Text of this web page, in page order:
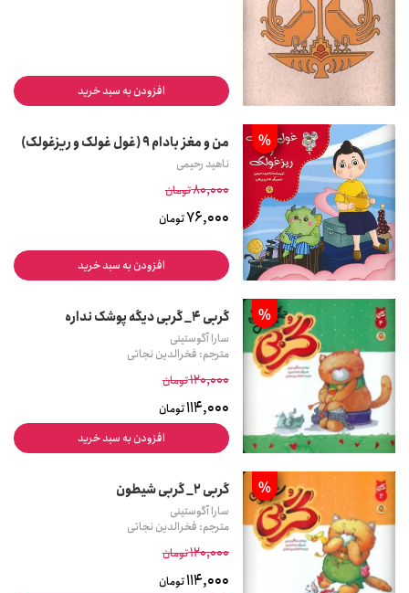
افزودن به سبد خرید
% من و مغز بادام 9 (غول غولک و ریزغولک)
ناهید رحیمی
80,000تومان
76,000تومان
افزودن به سبد خرید
% گربی 4_ گربی دیگه پوشک نداره
سارا آگوستینی
مترجم: فخرالدین نجاتی
120,000تومان
114,000تومان
افزودن به سبد خرید
% گربی 2_ گربی شیطون
سارا آگوستینی
مترجم: فخرالدین نجاتی
120,000تومان
114,000تومان